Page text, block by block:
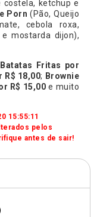
costela, ketchup e
Porn(Pão, Queijo
cebola roxa,
mostarda dijon),
Fritas por
R$ 18,00; Brownie
R$ 15,00 e muito
15:55:11
pelos
antes de sair!